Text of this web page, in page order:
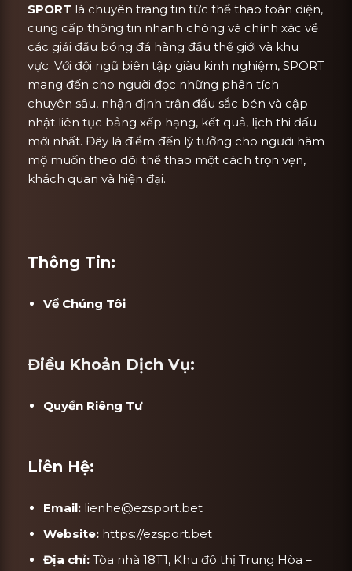
SPORT là chuyên trang tin tức thể thao toàn diện,
cung cấp thông tin nhanh chóng và chính xác về
các giải đấu bóng đá hàng đầu thế giới và khu
vực. Với đội ngũ biên tập giàu kinh nghiệm, SPORT
mang đến cho người đọc những phân tích
chuyên sâu, nhận định trận đấu sắc bén và cập
nhật liên tục bảng xếp hạng, kết quả, lịch thi đấu
mới nhất. Đây là điểm đến lý tưởng cho người hâm
mộ muốn theo dõi thể thao một cách trọn vẹn,
khách quan và hiện đại.
Thông Tin:
Về Chúng Tôi
Điều Khoản Dịch Vụ:
Quyền Riêng Tư
Liên Hệ:
Email: lienhe@ezsport.bet
Website: https://ezsport.bet
Địa chỉ: Tòa nhà 18T1, Khu đô thị Trung Hòa –